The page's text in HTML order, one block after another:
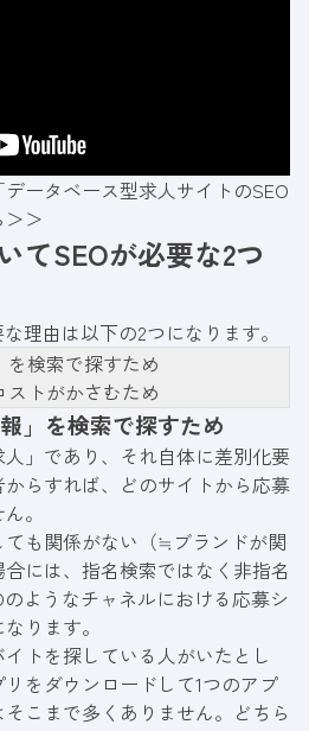
ータベース型求人サイトのSEO
＞
てSEOが必要な2つ
理由は以下の2つになります。
検索で探すため
トがかさむため
」を検索で探すため
」であり、それ自体に差別化要
らすれば、どのサイトから応募
。
も関係がない（≒ブランドが関
には、指名検索ではなく非指名
ようなチャネルにおける応募シ
ります。
トを探している人がいたとし
をダウンロードして1つのアプ
こまで多くありません。どちら